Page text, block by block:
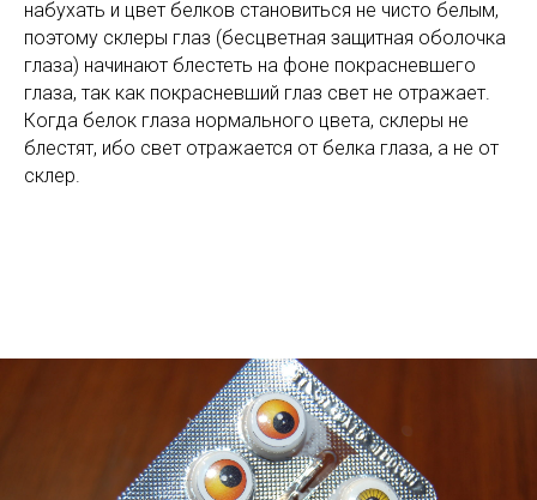
набухать и цвет белков становиться не чисто белым,
поэтому склеры глаз (бесцветная защитная оболочка
глаза) начинают блестеть на фоне покрасневшего
глаза, так как покрасневший глаз свет не отражает.
Когда белок глаза нормального цвета, склеры не
блестят, ибо свет отражается от белка глаза, а не от
склер.